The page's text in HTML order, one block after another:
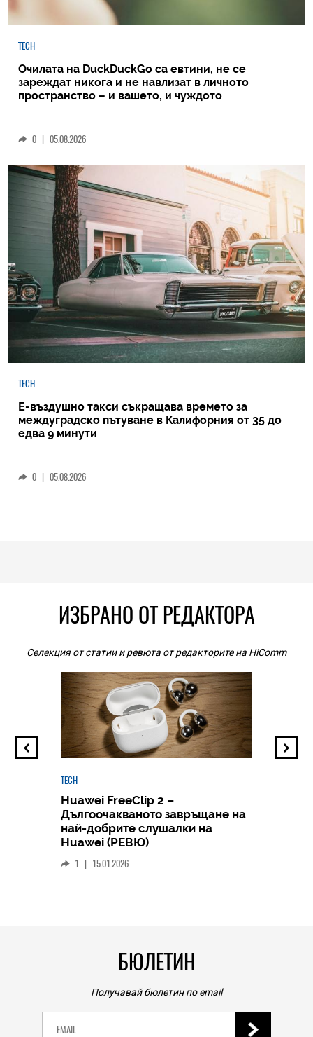
TECH
Очилата на DuckDuckGo са евтини, не се
зареждат никога и не навлизат в личното
пространство – и вашето, и чуждото
0 | 05.08.2026
TECH
Е-въздушно такси съкращава времето за
междуградско пътуване в Калифорния от 35 до
едва 9 минути
0 | 05.08.2026
ИЗБРАНО ОТ РЕДАКТОРА
Селекция от статии и ревюта от редакторите на HiComm
TECH
Huawei FreeClip 2 –
Дългоочакваното завръщане на
най-добрите слушалки на
Huawei (РЕВЮ)
1 | 15.01.2026
БЮЛЕТИН
Получавай бюлетин по email